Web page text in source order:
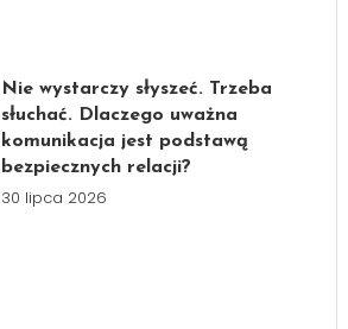
Nie wystarczy słyszeć. Trzeba
słuchać. Dlaczego uważna
komunikacja jest podstawą
bezpiecznych relacji?
30 lipca 2026